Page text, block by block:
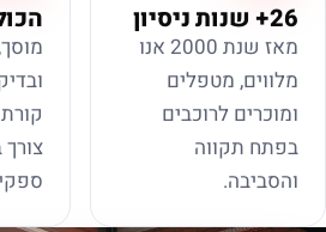
26+ שנות ניסיון
מאז שנת 2000 אנו
מלווים, מטפלים
ומוכרים לרוכבים
בפתח תקווה
והסביבה.
צורך